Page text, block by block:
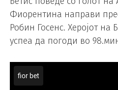
Фиорентина направи
Робин Госенс. Херојот на
успеа да погоди во